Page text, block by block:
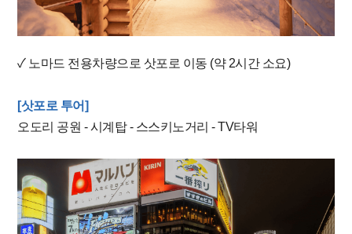
✓ 노마드 전용차량으로 삿포로 이동 (약 2시간 소요)
[삿포로 투어]
오도리 공원 - 시계탑 - 스스키노거리 - TV타워